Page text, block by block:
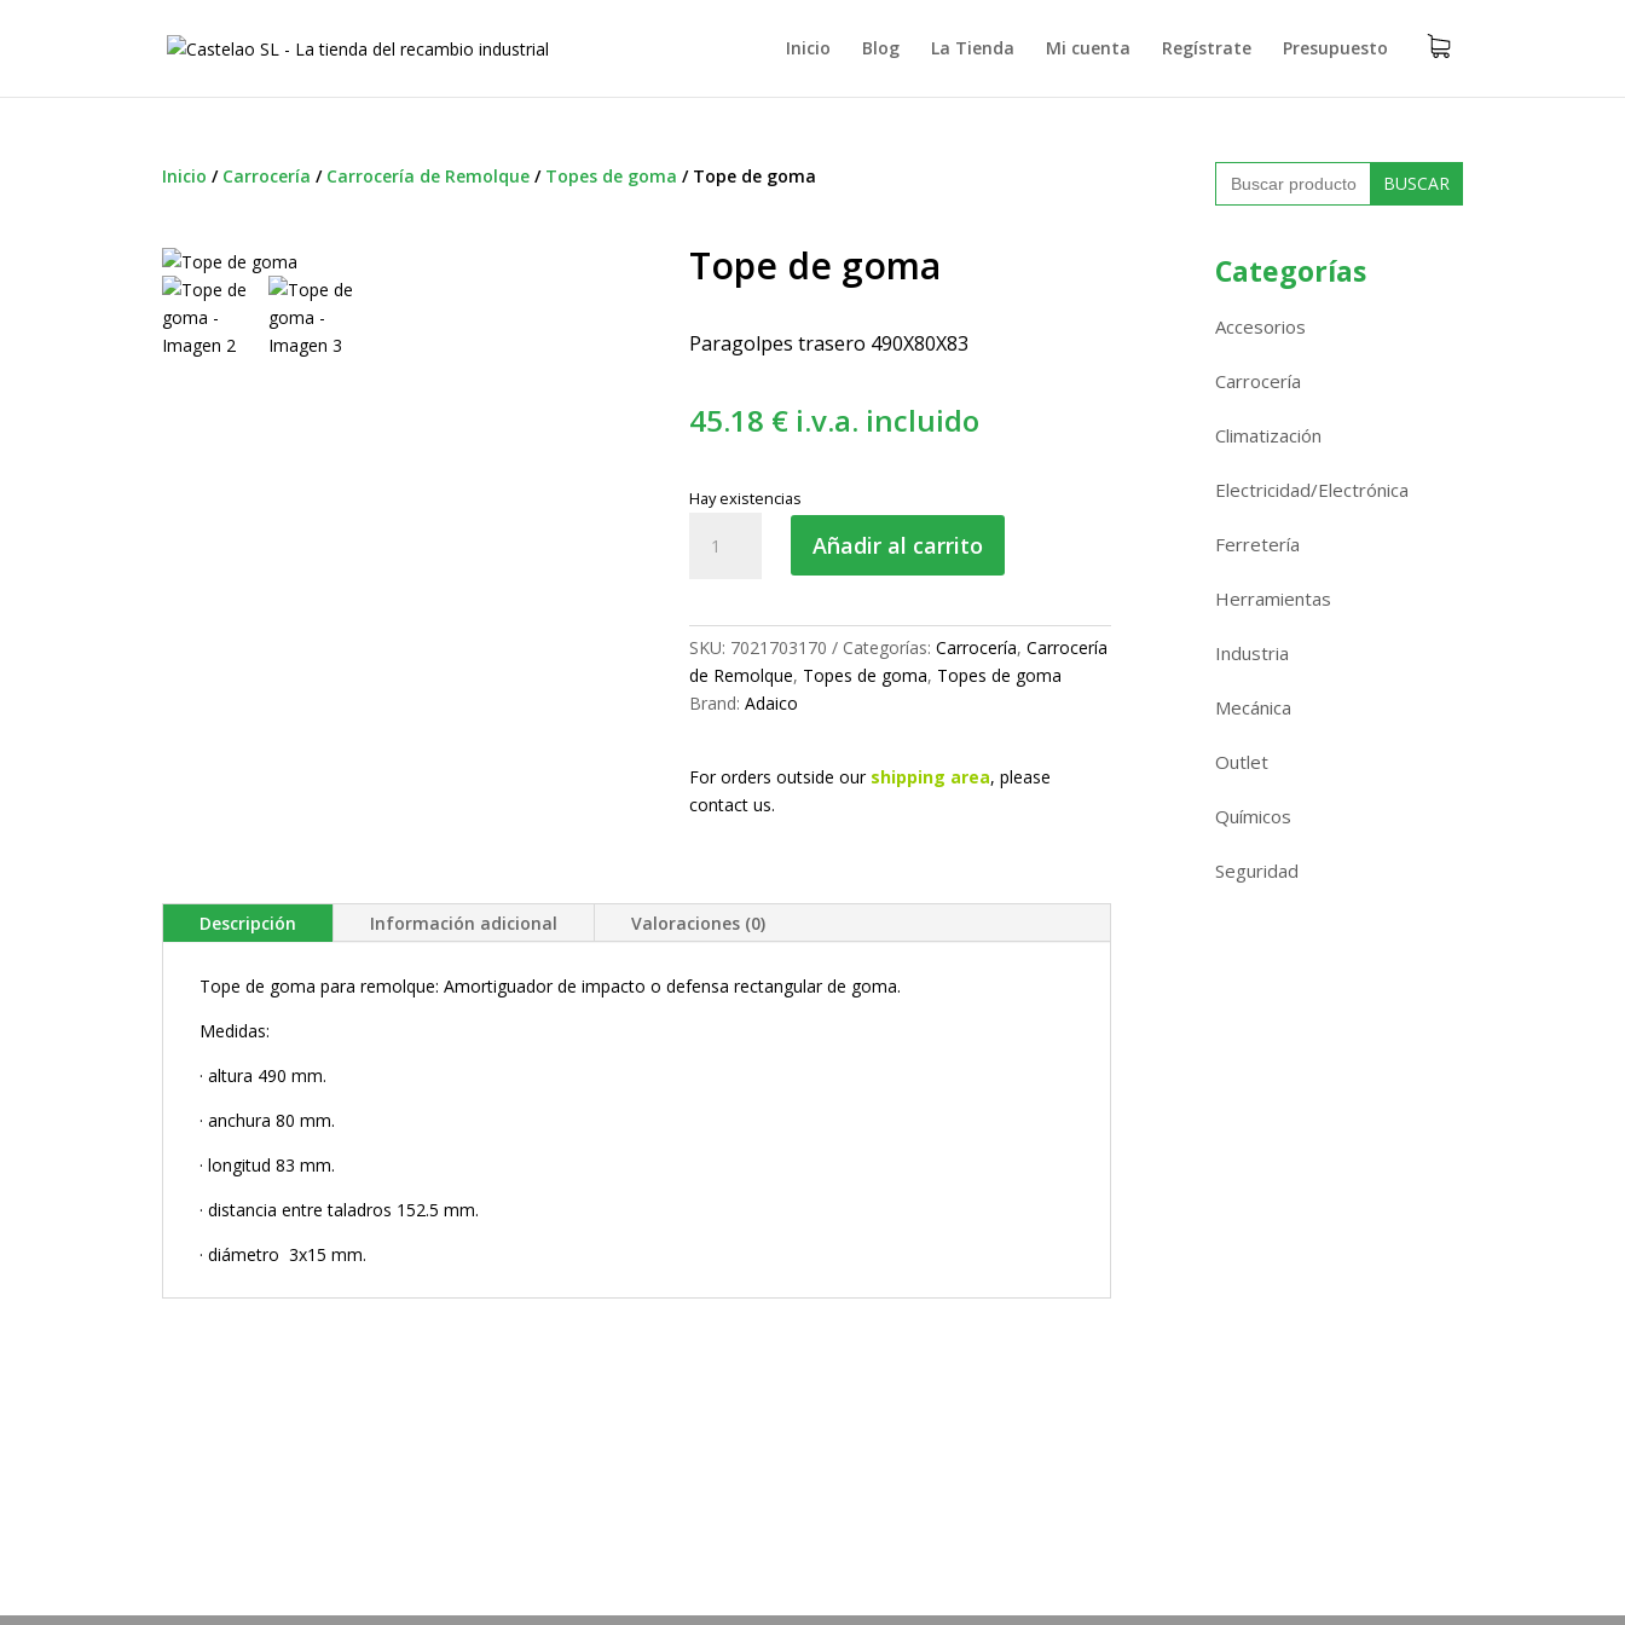
Inicio Blog La Tienda Mi cuenta Regístrate Presupuesto
Inicio / Carrocería / Carrocería de Remolque / Topes de goma / Tope de goma
Tope de goma
Paragolpes trasero 490X80X83
45.18 € i.v.a. incluido
Hay existencias
Añadir al carrito
SKU: 7021703170 Categorías: Carrocería, Carrocería
de Remolque, Topes de goma, Topes de goma
Brand: Adaico
For orders outside our shipping area, please
contact us.
Descripción Información adicional Valoraciones (0)
Tope de goma para remolque: Amortiguador de impacto o defensa rectangular de goma.
Medidas:
· altura 490 mm.
· anchura 80 mm.
· longitud 83 mm.
· distancia entre taladros 152.5 mm.
· diámetro 3x15 mm.
Buscar:
Categorías
Accesorios
Carrocería
Climatización
Electricidad/Electrónica
Ferretería
Herramientas
Industria
Mecánica
Outlet
Químicos
Seguridad